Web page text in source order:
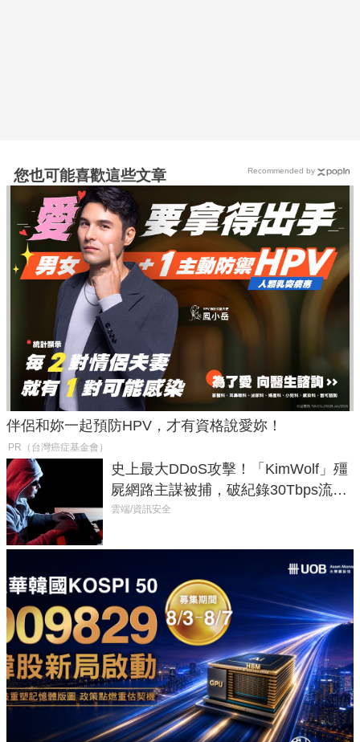
您也可能喜歡這些文章
伴侶和妳一起預防HPV，才有資格說愛妳！
PR（台灣癌症基金會）
史上最大DDoS攻擊！「KimWolf」殭
屍網路主謀被捕，破紀錄30Tbps流量
癱瘓全球！
雲端/資訊安全
Recommended by